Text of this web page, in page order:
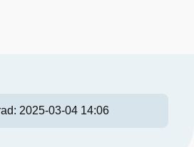
2025-03-04 14:06